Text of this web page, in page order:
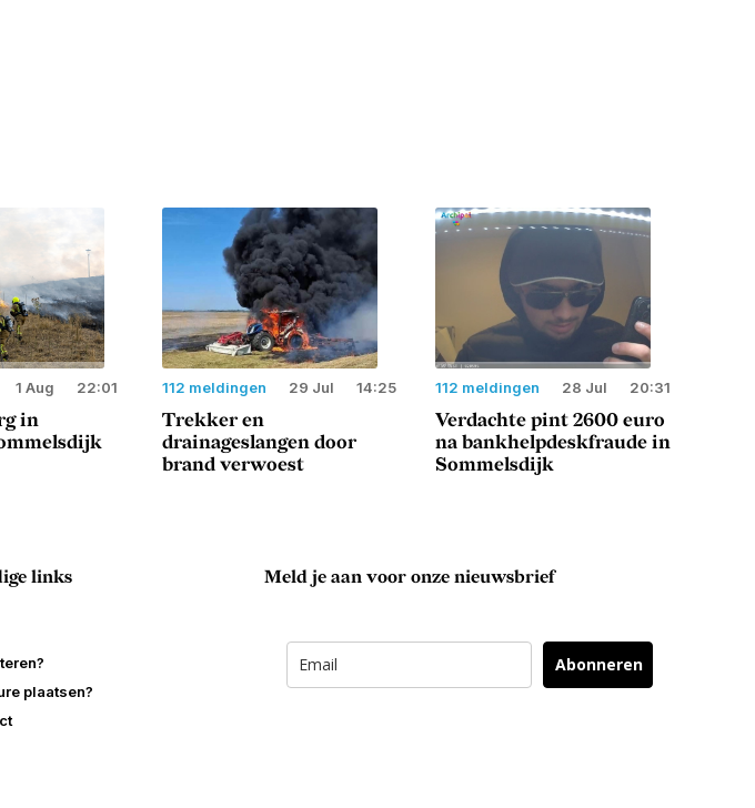
1 Aug 22:01
in
112 meldingen 29 Jul 14:25
Trekker en
drainageslangen door
brand verwoest
112 meldingen 28 Jul 20:31
Verdachte pint 2600 euro
na bankhelpdeskfraude in
Sommelsdijk
links
plaatsen?
Meld je aan voor onze nieuwsbrief
Abonneren